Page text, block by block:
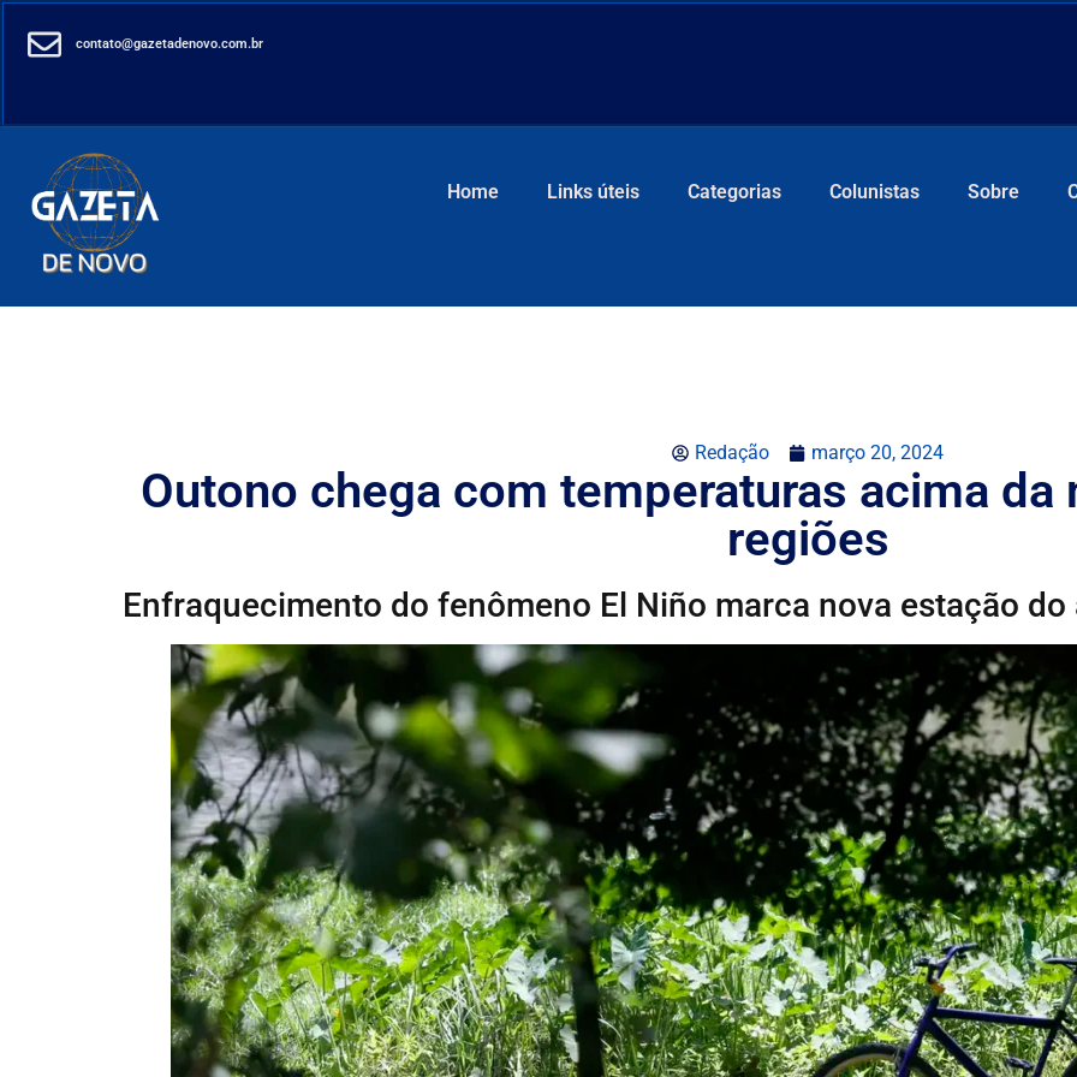
contato@gazetadenovo.com.br
Home Links úteis Categorias Colunistas Sobre
Redação março 20, 2024
Outono chega com temperaturas acima da
regiões
Enfraquecimento do fenômeno El Niño marca nova estação do